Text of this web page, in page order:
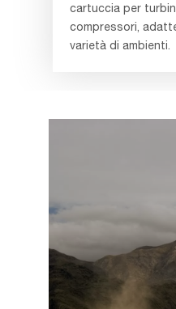
cartuccia per
compressori,
varietà di ambienti.